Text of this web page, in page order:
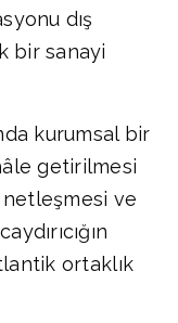
dış
bir sanayi
kurumsal bir
getirilmesi
ve
ortaklık